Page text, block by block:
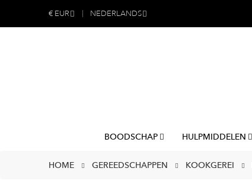
€ EUR NEDERLANDS
BOODSCHAP HULPMIDDELEN
HOME GEREEDSCHAPPEN KOOKGEREI